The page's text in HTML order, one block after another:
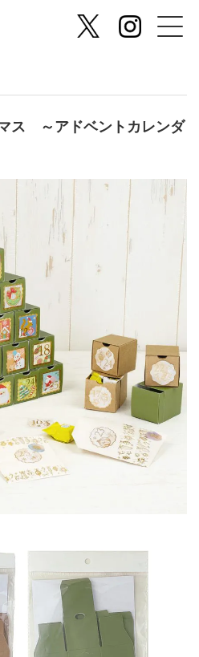
ス ～アドベントカレンダ